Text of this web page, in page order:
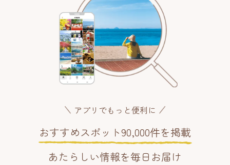
アプリでもっと便利に
おすすめスポット90,000件を掲載
あたらしい情報を毎日お届け